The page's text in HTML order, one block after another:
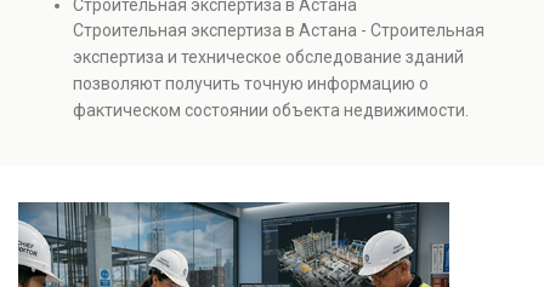
инженерных систем с выявлением скрытых дефектов
и нарушений. Услуга используется для проверки
качества строительства, подготовки к реконструкции,
оценки рисков и судебных разбирательств.
Результатом является официальное техническое
Строительная экспертиза в Астана
Строительная экспертиза в Астана - Строительная
экспертиза и техническое обследование зданий
позволяют получить точную информацию о
фактическом состоянии объекта недвижимости.
качества строительства, подготовки к реконструкции,
оценки рисков и судебных разбирательств.
Результатом является официальное техническое